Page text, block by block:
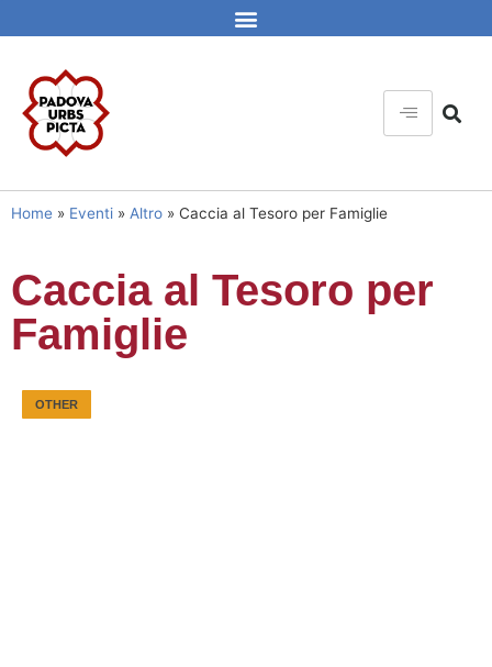
Home » Eventi » Altro » Caccia al Tesoro per Famiglie
Caccia al Tesoro per
Famiglie
OTHER